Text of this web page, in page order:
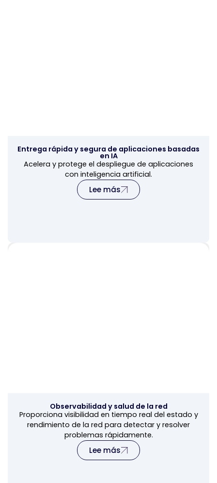
Entrega rápida y segura de aplicaciones basadas
en IA
Acelera y protege el despliegue de aplicaciones
con inteligencia artificial.
Lee más
Observabilidad y salud de la red
Proporciona visibilidad en tiempo real del estado y
rendimiento de la red para detectar y resolver
problemas rápidamente.
Lee más